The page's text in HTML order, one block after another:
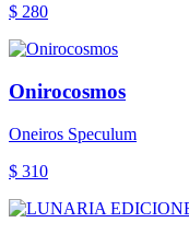
$ 280
Onirocosmos
Oneiros Speculum
$ 310